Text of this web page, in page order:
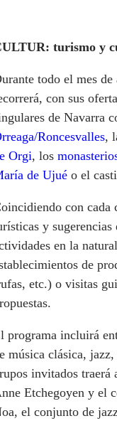
turismo y
todo el mes de
con sus
de Navarra
Roncesvalles,
Orgi, los
de Ujué o el
con cada
y
en la
de
etc.) o visitas
programa incluirá
música clásica,
invitados traerá
Etchegoyen y el
el conjunto de